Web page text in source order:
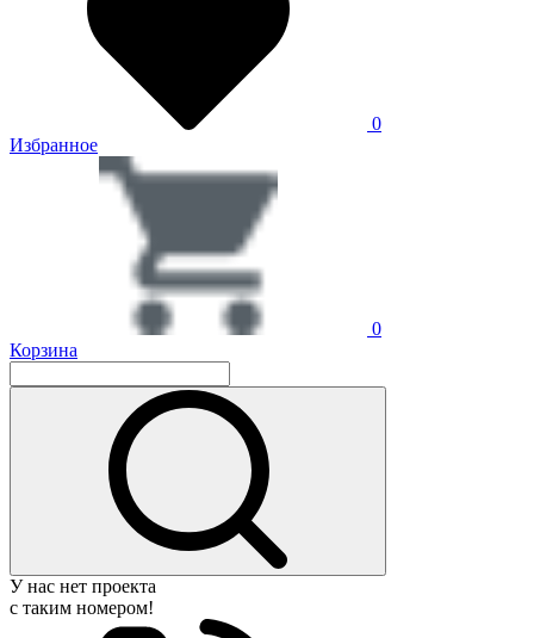
0
Избранное
0
Корзина
У нас нет проекта
с таким номером!